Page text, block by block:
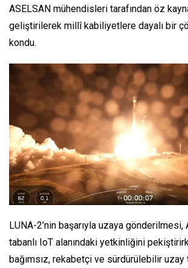
ASELSAN mühendisleri tarafından öz
geliştirilerek millî kabiliyetlere dayalı bir
kondu.
LUNA-2’nin başarıyla uzaya gönderilmesi,
tabanlı IoT alanındaki yetkinliğini
bağımsız, rekabetçi ve sürdürülebilir